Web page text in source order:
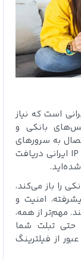
است که نیاز
بانکی و
به سرورهای
داخل ایران، دستگاه شما به‌طور هوشمند یک IP ایرانی دریافت
را باز می‌کند،
امنیت و
مهم‌تر از همه،
حتی تبلت شما
از فیلترینگ